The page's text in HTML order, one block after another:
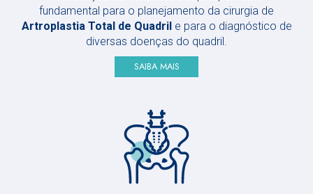
fundamental para o planejamento da cirurgia de
Artroplastia Total de Quadril e para o diagnóstico de
diversas doenças do quadril.
SAIBA MAIS